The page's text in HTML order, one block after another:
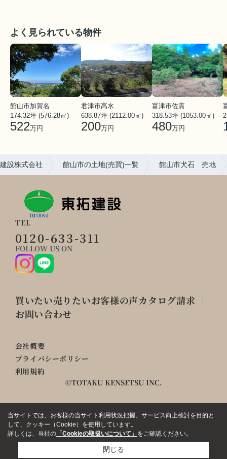
よく見られている物件
館山市加賀名
174.32坪 (576.28㎡)
522万円
君津市高水
638.87坪 (2112.00㎡)
200万円
富津市佐貫
318.53坪 (1053.00㎡)
480万円
設株式会社 館山市の土地(売買)一覧 館山市犬石 売地
TEL
0120-633-311
FOLLOW US ON
買いたい売りたいお客様の声カタログ請求
お問い合わせ
会社概要
プライバシーポリシー
利用規約
©TOTAKU KENSETSU INC.
当サイトでは、お客様の当サイト利用状況把握、サービス向上検討を目的と
して、クッキー（Cookie）を使用しています。
詳しくは、当社の 「Cookieの取扱いについて」 をご確認ください。
閉じる